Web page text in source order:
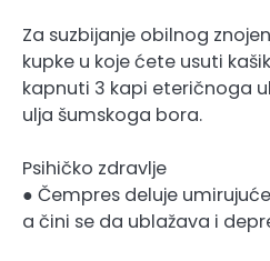
Za suzbijanje obilnog
kupke u koje ćete usuti
kapnuti 3 kapi eteričnoga
ulja šumskoga bora.
Psihičko zdravlje
● Čempres deluje
a čini se da ublažava i